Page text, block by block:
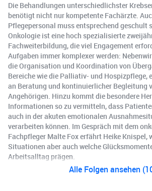
Die Behandlungen unterschiedlichster
benötigt nicht nur kompetente Fachärzte.
Pflegepersonal muss entsprechend geschult
Onkologie ist eine hoch spezialisierte
Fachweiterbildung, die viel Engagement
Aufgaben immer komplexer werden:
die Organisation und Koordination von
Bereiche wie die Palliativ- und Hospizpflege,
an Beratung und kontinuierlicher Begleitung
Angehörigen. Hinzu kommt die besondere
Informationen so zu vermitteln, dass
auch in der akuten emotionalen
verarbeiten können. Im Gespräch mit dem
Fachpfleger Malte Fox erfährt Heike Knispel,
Situationen aber auch welche
Arbeitsalltag prägen.
Alle Folgen ansehen